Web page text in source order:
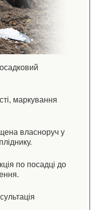
маркування
власноруч у
по посадці до